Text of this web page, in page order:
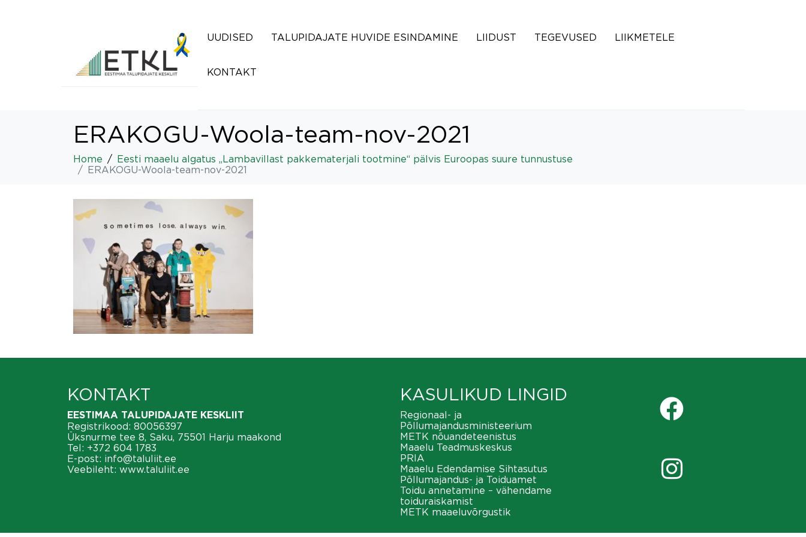
UUDISED TALUPIDAJATE HUVIDE ESINDAMINE LIIDUST TEGEVUSED LIIKMETELE
KONTAKT
ERAKOGU-Woola-team-nov-2021
Home
Eesti maaelu algatus „Lambavillast pakkematerjali tootmine“ pälvis Euroopas suure tunnustuse
ERAKOGU-Woola-team-nov-2021
KONTAKT
EESTIMAA TALUPIDAJATE KESKLIIT
Registrikood: 80056397
Üksnurme tee 8, Saku, 75501 Harju maakond
Tel: +372 604 1783
E-post: info@taluliit.ee
Veebileht: www.taluliit.ee
KASULIKUD LINGID
Regionaal- ja
Põllumajandusministeerium
METK nõuandeteenistus
Maaelu Teadmuskeskus
PRIA
Maaelu Edendamise Sihtasutus
Põllumajandus- ja Toiduamet
Toidu annetamine – vähendame
toiduraiskamist
METK maaeluvõrgustik